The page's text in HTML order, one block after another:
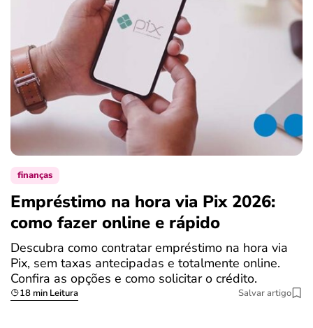
finanças
Empréstimo na hora via Pix 2026:
como fazer online e rápido
Descubra como contratar empréstimo na hora via
Pix, sem taxas antecipadas e totalmente online.
Confira as opções e como solicitar o crédito.
18 min Leitura Salvar artigo